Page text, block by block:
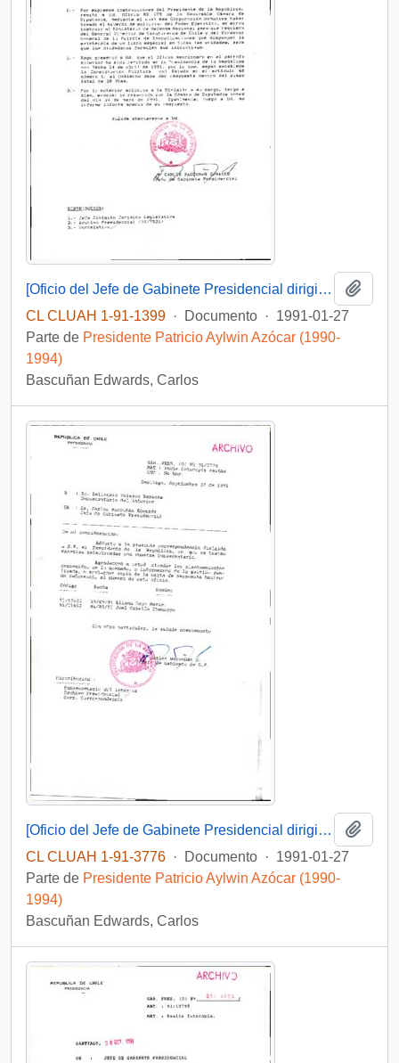
[Oficio del Jefe de Gabinete Presidencial dirigido al Jefe de la División Juridico Legislativa referente a instrucciones enviadas al Ministerio de Defensa Nacional]
CL CLUAH 1-91-1399 · Documento · 1991-01-27
Parte de Presidente Patricio Aylwin Azócar (1990-
1994)
Bascuñan Edwards, Carlos
[Oficio del Jefe de Gabinete Presidencial dirigido al Subsecretario del Interior]
CL CLUAH 1-91-3776 · Documento · 1991-01-27
Parte de Presidente Patricio Aylwin Azócar (1990-
1994)
Bascuñan Edwards, Carlos